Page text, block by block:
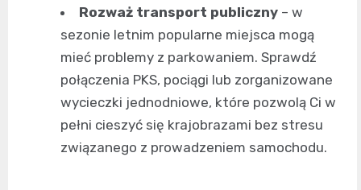
Rozważ transport publiczny – w
sezonie letnim popularne miejsca mogą
mieć problemy z parkowaniem. Sprawdź
połączenia PKS, pociągi lub zorganizowane
wycieczki jednodniowe, które pozwolą Ci w
pełni cieszyć się krajobrazami bez stresu
związanego z prowadzeniem samochodu.